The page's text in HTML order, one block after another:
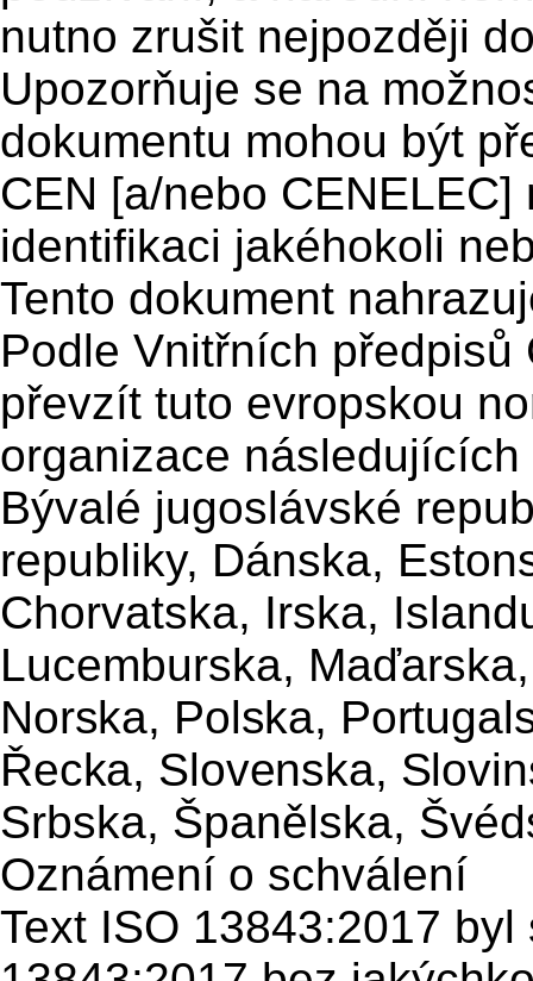
nutno zrušit nejpozději
Upozorňuje se na
dokumentu mohou být
CEN [a/nebo
identifikaci jakéhokoli
Tento dokument
Podle Vnitřních
převzít tuto evropskou
organizace
Bývalé jugoslávské
republiky, Dánska,
Chorvatska, Irska,
Lucemburska,
Norska, Polska,
Řecka, Slovenska,
Srbska, Španělska,
Oznámení o schválení
Text ISO 13843:2017